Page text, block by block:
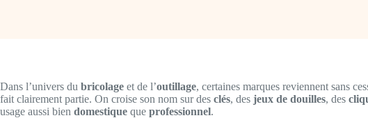
Dans l’univers du bricolage et de l’outillage, certaines marques reviennent sans
fait clairement partie. On croise son nom sur des clés, des jeux de douilles, des
usage aussi bien domestique que professionnel.